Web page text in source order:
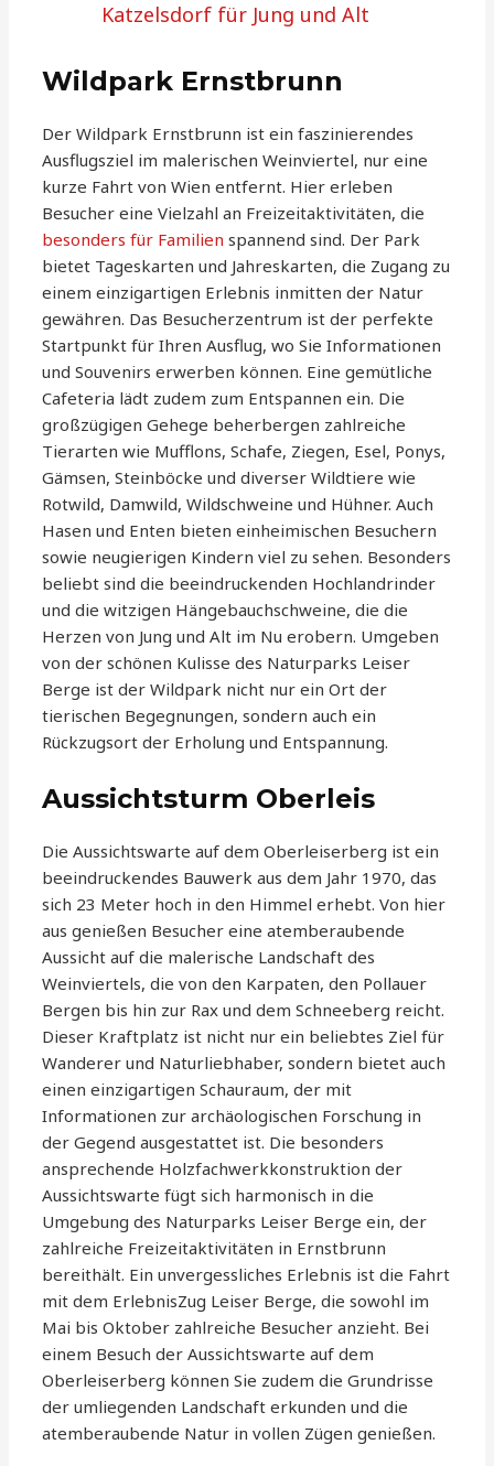
Katzelsdorf für Jung und Alt
Wildpark Ernstbrunn
Der Wildpark Ernstbrunn ist ein faszinierendes
Ausflugsziel im malerischen Weinviertel, nur eine
kurze Fahrt von Wien entfernt. Hier erleben
Besucher eine Vielzahl an Freizeitaktivitäten, die
besonders für Familien spannend sind. Der Park
bietet Tageskarten und Jahreskarten, die Zugang zu
einem einzigartigen Erlebnis inmitten der Natur
gewähren. Das Besucherzentrum ist der perfekte
Startpunkt für Ihren Ausflug, wo Sie Informationen
und Souvenirs erwerben können. Eine gemütliche
Cafeteria lädt zudem zum Entspannen ein. Die
großzügigen Gehege beherbergen zahlreiche
Tierarten wie Mufflons, Schafe, Ziegen, Esel, Ponys,
Gämsen, Steinböcke und diverser Wildtiere wie
Rotwild, Damwild, Wildschweine und Hühner. Auch
Hasen und Enten bieten einheimischen Besuchern
sowie neugierigen Kindern viel zu sehen. Besonders
beliebt sind die beeindruckenden Hochlandrinder
und die witzigen Hängebauchschweine, die die
Herzen von Jung und Alt im Nu erobern. Umgeben
von der schönen Kulisse des Naturparks Leiser
Berge ist der Wildpark nicht nur ein Ort der
tierischen Begegnungen, sondern auch ein
Rückzugsort der Erholung und Entspannung.
Aussichtsturm Oberleis
Die Aussichtswarte auf dem Oberleiserberg ist ein
beeindruckendes Bauwerk aus dem Jahr 1970, das
sich 23 Meter hoch in den Himmel erhebt. Von hier
aus genießen Besucher eine atemberaubende
Aussicht auf die malerische Landschaft des
Weinviertels, die von den Karpaten, den Pollauer
Bergen bis hin zur Rax und dem Schneeberg reicht.
Dieser Kraftplatz ist nicht nur ein beliebtes Ziel für
Wanderer und Naturliebhaber, sondern bietet auch
einen einzigartigen Schauraum, der mit
Informationen zur archäologischen Forschung in
der Gegend ausgestattet ist. Die besonders
ansprechende Holzfachwerkkonstruktion der
Aussichtswarte fügt sich harmonisch in die
Umgebung des Naturparks Leiser Berge ein, der
zahlreiche Freizeitaktivitäten in Ernstbrunn
bereithält. Ein unvergessliches Erlebnis ist die Fahrt
mit dem ErlebnisZug Leiser Berge, die sowohl im
Mai bis Oktober zahlreiche Besucher anzieht. Bei
einem Besuch der Aussichtswarte auf dem
Oberleiserberg können Sie zudem die Grundrisse
der umliegenden Landschaft erkunden und die
atemberaubende Natur in vollen Zügen genießen.